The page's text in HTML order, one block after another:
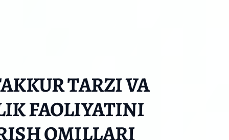
TARZI VA
FAOLIYATINI
OMILLARI